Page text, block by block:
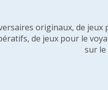
originaux, de
de jeux pour le
sur le